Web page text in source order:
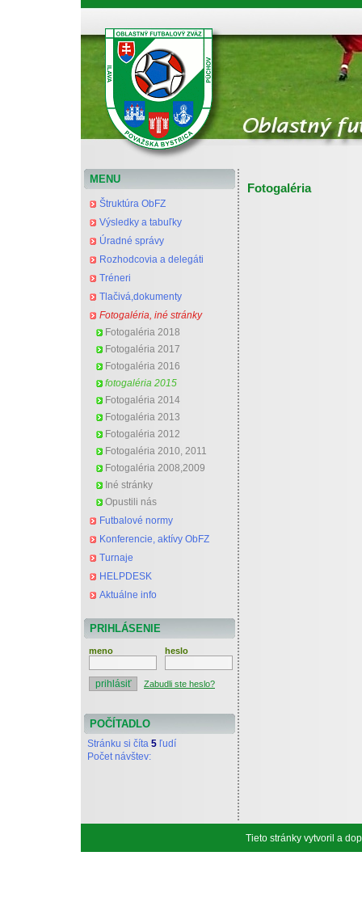
MENU
Štruktúra ObFZ
Výsledky a tabuľky
Úradné správy
Rozhodcovia a delegáti
Tréneri
Tlačivá,dokumenty
Fotogaléria, iné stránky
Fotogaléria 2018
Fotogaléria 2017
Fotogaléria 2016
fotogaléria 2015
Fotogaléria 2014
Fotogaléria 2013
Fotogaléria 2012
Fotogaléria 2010, 2011
Fotogaléria 2008,2009
Iné stránky
Opustili nás
Futbalové normy
Konferencie, aktívy ObFZ
Turnaje
HELPDESK
Aktuálne info
PRIHLÁSENIE
meno heslo
Zabudli ste heslo?
POČÍTADLO
Stránku si číta 5 ľudí
Počet návštev:
Fotogaléria
Tieto stránky vytvoril a